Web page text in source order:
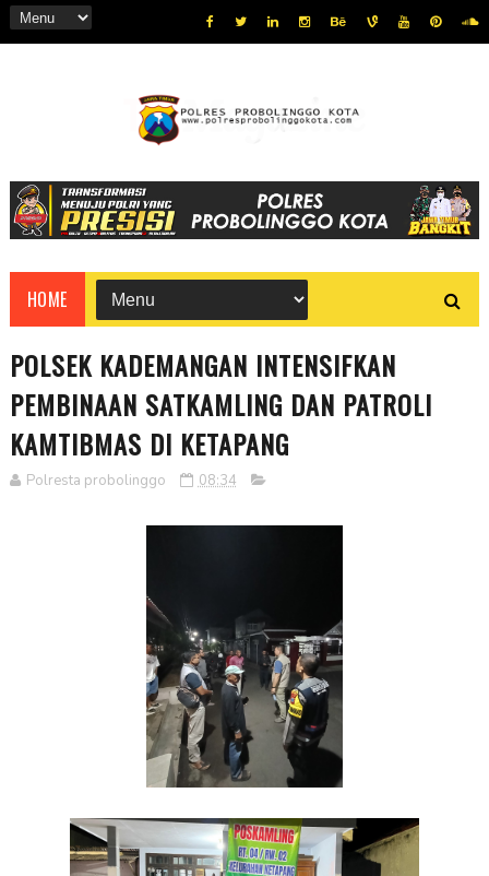
HOME
POLSEK KADEMANGAN INTENSIFKAN
PEMBINAAN SATKAMLING DAN PATROLI
KAMTIBMAS DI KETAPANG
Polresta probolinggo 08:34